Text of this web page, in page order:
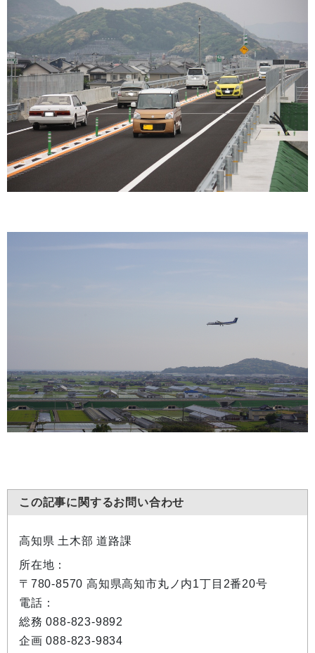
この記事に関するお問い合わせ
高知県 土木部 道路課
所在地：
〒780-8570 高知県高知市丸ノ内1丁目2番20号
電話：
総務 088-823-9892
企画 088-823-9834